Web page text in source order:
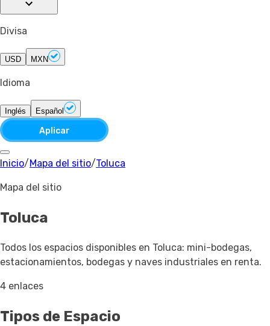
Divisa
USD MXN
Idioma
Inglés Español
Aplicar
Inicio/ Mapa del sitio/Toluca
Mapa del sitio
Toluca
Todos los espacios disponibles en Toluca: mini-bodegas,
estacionamientos, bodegas y naves industriales en renta.
4 enlaces
Tipos de Espacio